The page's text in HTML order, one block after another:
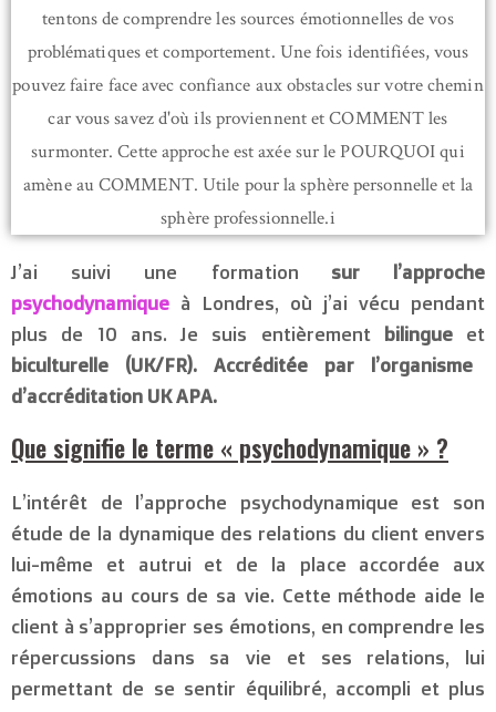
tentons de comprendre les sources émotionnelles de vos
problématiques et comportement. Une fois identifiées, vous
pouvez faire face avec confiance aux obstacles sur votre chemin
car vous savez d'où ils proviennent et COMMENT les
surmonter. Cette approche est axée sur le POURQUOI qui
amène au COMMENT. Utile pour la sphère personnelle et la
sphère professionnelle.i
J’ai suivi une formation sur l’approche
psychodynamique à Londres, où j’ai vécu pendant
plus de 10 ans. Je suis entièrement bilingue et
biculturelle (UK/FR). Accréditée par l’organisme
d’accréditation UK APA.
Que signifie le terme « psychodynamique » ?
L’intérêt de l’approche psychodynamique est son
étude de la dynamique des relations du client envers
lui-même et autrui et de la place accordée aux
émotions au cours de sa vie. Cette méthode aide le
client à s’approprier ses émotions, en comprendre les
répercussions dans sa vie et ses relations, lui
permettant de se sentir équilibré, accompli et plus